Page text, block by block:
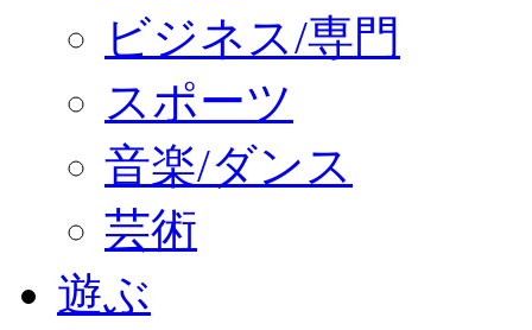
ビジネス/専門
スポーツ
音楽/ダンス
芸術
遊ぶ